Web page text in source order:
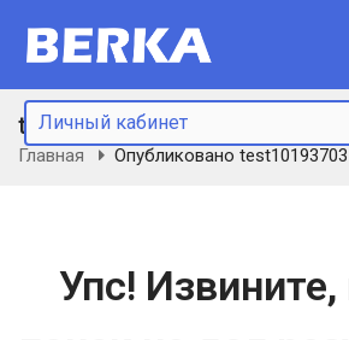
test10193703
Главная Опубликовано test10193703
Личный кабинет
Упс!